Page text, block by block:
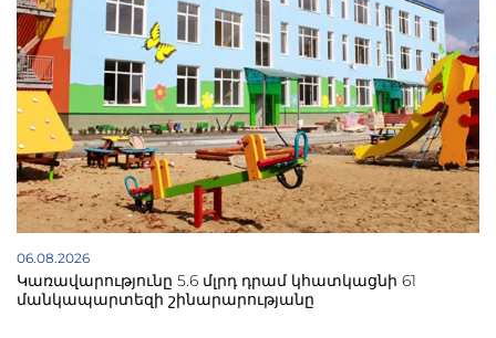
06.08.2026
Կառավարությունը 5.6 մլրդ դրամ կհատկացնի 61
մանկապարտեզի շինարարությանը